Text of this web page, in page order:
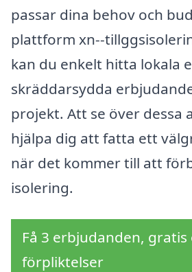
passar dina behov och
plattform xn--
kan du enkelt hitta lokala
skräddarsydda
projekt. Att se över dessa
hjälpa dig att fatta ett
när det kommer till att
isolering.
Få 3 erbjudanden,
förpliktelser